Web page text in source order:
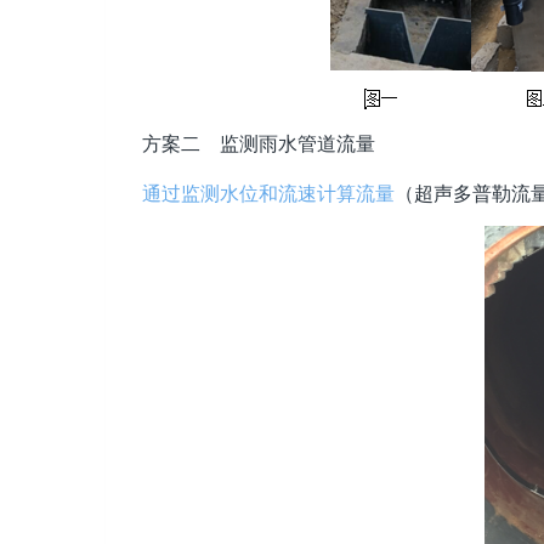
方案二 监测雨水管道流量
通过监测水位和流速计算流量 （超声多普勒流